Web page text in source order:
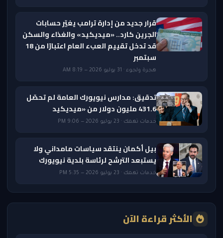
قرار جديد من إدارة ترامب يغيّر حسابات
الجرين كارد.. «ميديكيد» والغذاء والسكن
قد تدخل تقييم العبء العام اعتبارًا من 18
سبتمبر
هجرة ولجوء · 31 يوليو 2026 — 8:19 AM
تدقيق: مدارس نيويورك العامة لم تحصّل
431.6 مليون دولار من «ميديكيد
خدمات تهمك · 23 يوليو 2026 — 9:06 PM
بيل أكمان ينتقد سياسات مامداني ولا
يستبعد الترشح لرئاسة بلدية نيويورك
خدمات تهمك · 23 يوليو 2026 — 5:35 PM
الأكثر قراءة الآن